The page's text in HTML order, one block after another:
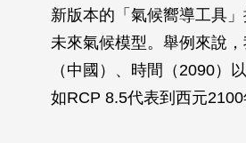
新版本的「氣候嚮導工具
未來氣候模型。舉例來說
（中國）、時間（2090）
如RCP 8.5代表到西元